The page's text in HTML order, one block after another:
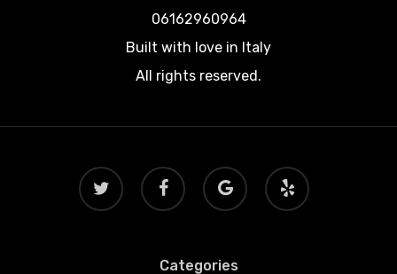
06162960964
Built with love in Italy
All rights reserved.
twitter facebook
google-
plus
yelp
Categories